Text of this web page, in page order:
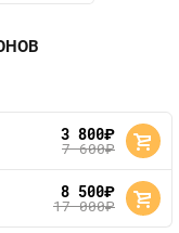
3 800руб.
7 600руб.
8 500руб.
17 000руб.